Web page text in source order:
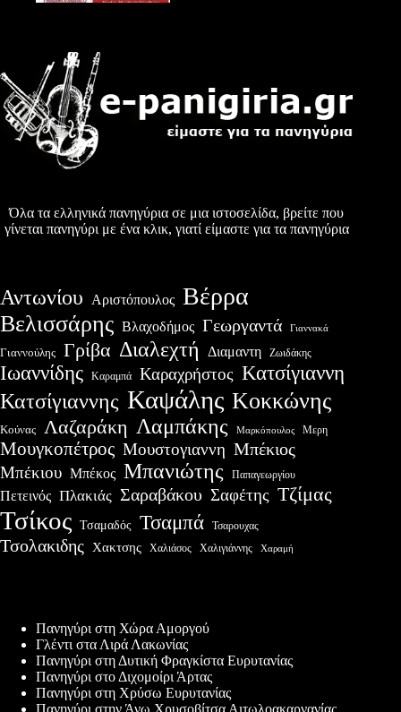
Όλα τα ελληνικά πανηγύρια σε μια ιστοσελίδα, βρείτε που
γίνεται πανηγύρι με ένα κλικ, γιατί είμαστε για τα πανηγύρια
Αντωνίου Αριστόπουλος Βέρρα
Βελισσάρης Βλαχοδήμος Γεωργαντά Γιαννακά
Γιαννούλης Γρίβα Διαλεχτή Διαμαντη Ζωιδάκης
Ιωαννίδης Καραμπά Καραχρήστος Κατσίγιαννη
Κατσίγιαννης Καψάλης Κοκκώνης
Κούνας Λαζαράκη Λαμπάκης Μαρκόπουλος Μερη
Μουγκοπέτρος Μουστογιαννη Μπέκιος
Μπέκιου Μπέκος Μπανιώτης Παπαγεωργίου
Πετεινός Πλακιάς Σαραβάκου Σαφέτης Τζίμας
Τσίκος Τσαμαδός Τσαμπά Τσαρουχας
Τσολακιδης Χακτσης Χαλιάσος Χαλιγιάννης Χαραμή
Πανηγύρι στη Χώρα Αμοργού
Γλέντι στα Λιρά Λακωνίας
Πανηγύρι στη Δυτική Φραγκίστα Ευρυτανίας
Πανηγύρι στο Διχομοίρι Άρτας
Πανηγύρι στη Χρύσω Ευρυτανίας